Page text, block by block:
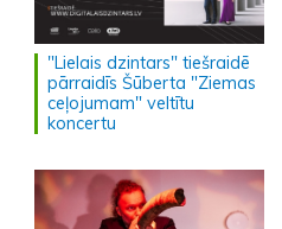
"Lielais dzintars" tiešraidē
pārraidīs Šūberta "Ziemas
ceļojumam" veltītu
koncertu